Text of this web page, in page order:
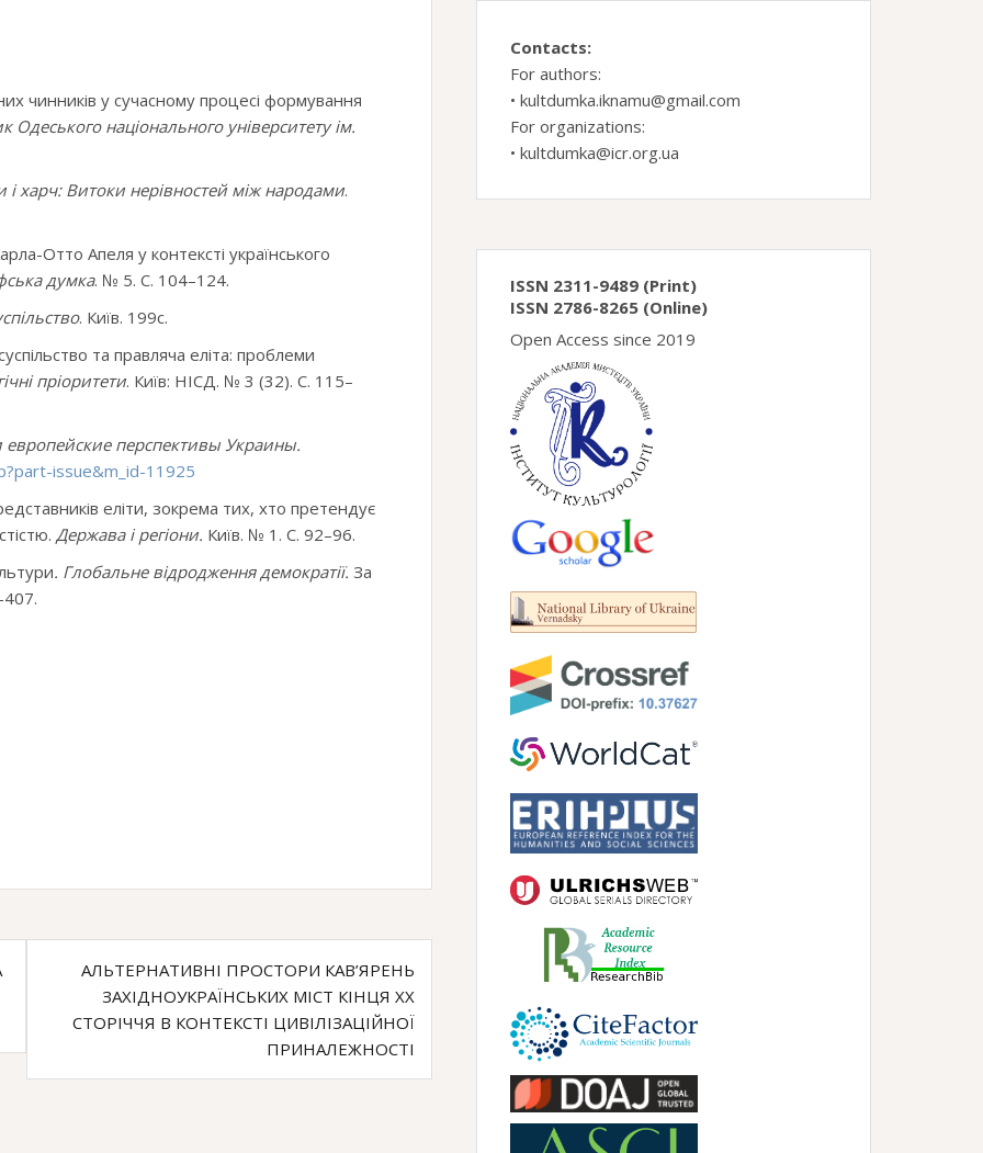
чинників у сучасному процесі формування
Одеського національного університету ім.
і харч: Витоки нерівностей між народами.
Отто Апеля у контексті українського
думка. № 5. С. 104–124.
. Київ. 199с.
та правляча еліта: проблеми
пріоритети. Київ: НІСД. № 3 (32). С. 115–
европейские перспективы Украины.
issue&m_id-11925
еліти, зокрема тих, хто претендує
Держава і регіони. Київ. № 1. С. 92–96.
. Глобальне відродження демократії. За
АЛЬТЕРНАТИВНІ ПРОСТОРИ КАВ’ЯРЕНЬ
ЗАХІДНОУКРАЇНСЬКИХ МІСТ КІНЦЯ ХХ
СТОРІЧЧЯ В КОНТЕКСТІ ЦИВІЛІЗАЦІЙНОЇ
ПРИНАЛЕЖНОСТІ
Contacts:
For authors:
• kultdumka.iknamu@gmail.com
For organizations:
• kultdumka@icr.org.ua
ISSN 2311-9489 (Print)
ISSN 2786-8265 (Online)
Open Access since 2019